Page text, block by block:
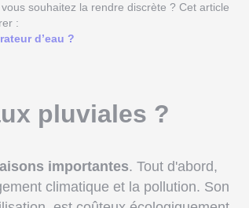
souhaitez la rendre discrète ? Cet article
:
d’eau ?
pluviales ?
importantes. Tout d'abord,
climatique et la pollution. Son